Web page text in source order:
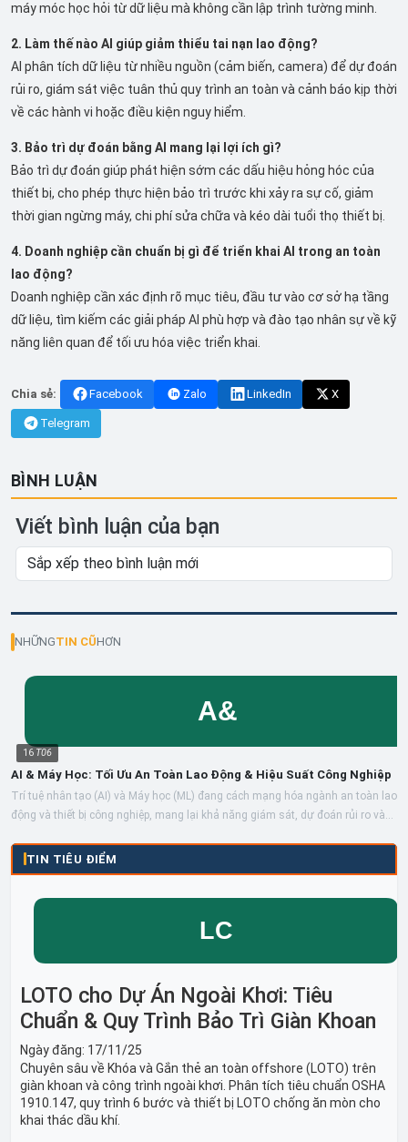
máy móc học hỏi từ dữ liệu mà không cần lập trình tường minh.
2. Làm thế nào AI giúp giảm thiểu tai nạn lao động?
AI phân tích dữ liệu từ nhiều nguồn (cảm biến, camera) để dự đoán
rủi ro, giám sát việc tuân thủ quy trình an toàn và cảnh báo kịp thời
về các hành vi hoặc điều kiện nguy hiểm.
3. Bảo trì dự đoán bằng AI mang lại lợi ích gì?
Bảo trì dự đoán giúp phát hiện sớm các dấu hiệu hỏng hóc của
thiết bị, cho phép thực hiện bảo trì trước khi xảy ra sự cố, giảm
thời gian ngừng máy, chi phí sửa chữa và kéo dài tuổi thọ thiết bị.
4. Doanh nghiệp cần chuẩn bị gì để triển khai AI trong an toàn
lao động?
Doanh nghiệp cần xác định rõ mục tiêu, đầu tư vào cơ sở hạ tầng
dữ liệu, tìm kiếm các giải pháp AI phù hợp và đào tạo nhân sự về kỹ
năng liên quan để tối ưu hóa việc triển khai.
Chia sẻ: Facebook Zalo LinkedIn X
Telegram
BÌNH LUẬN
Viết bình luận của bạn
NHỮNGTIN CŨHƠN
16 T06
AI & Máy Học: Tối Ưu An Toàn Lao Động & Hiệu Suất Công Nghiệp
Trí tuệ nhân tạo (AI) và Máy học (ML) đang cách mạng hóa ngành an toàn lao
động và thiết bị công nghiệp, mang lại khả năng giám sát, dự đoán rủi ro và...
TIN TIÊU ĐIỂM
LOTO cho Dự Án Ngoài Khơi: Tiêu
Chuẩn & Quy Trình Bảo Trì Giàn Khoan
Ngày đăng: 17/11/25
Chuyên sâu về Khóa và Gắn thẻ an toàn offshore (LOTO) trên
giàn khoan và công trình ngoài khơi. Phân tích tiêu chuẩn OSHA
1910.147, quy trình 6 bước và thiết bị LOTO chống ăn mòn cho
khai thác dầu khí.